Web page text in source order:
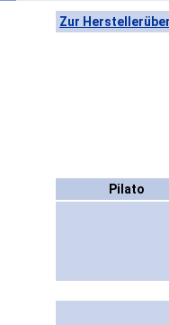
Zur
Pilato